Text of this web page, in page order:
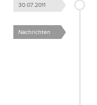
30.07.2011
Nachrichten